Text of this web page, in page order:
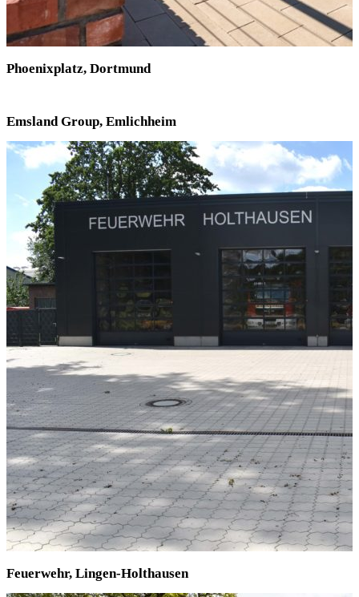
Phoenixplatz, Dortmund
Emsland Group, Emlichheim
Feuerwehr, Lingen-Holthausen